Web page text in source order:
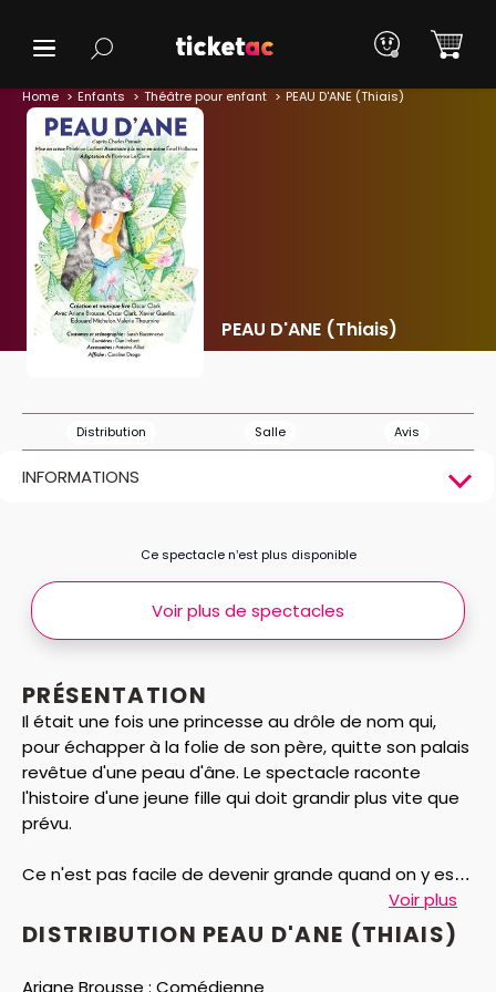
Home Enfants Théâtre pour enfant PEAU D'ANE (Thiais)
PEAU D'ANE (Thiais)
Distribution Salle Avis
INFORMATIONS
PRÉSENTATION
Il était une fois une princesse au drôle de nom qui,
pour échapper à la folie de son père, quitte son palais
revêtue d'une peau d'âne. Le spectacle raconte
l'histoire d'une jeune fille qui doit grandir plus vite que
prévu.
Ce n'est pas facile de devenir grande quand on y est
obligée. Pourtant, Peau d'âne rencontrera son destin :
le Prince charmant ! La musique et les chants
l'accompagneront dans sa course effrénée vers la
liberté et l'amour. Une invitation à travers un univers
Voir plus
Ce spectacle n’est plus disponible
Voir plus de spectacles
DISTRIBUTION PEAU D'ANE (THIAIS)
Ariane Brousse : Comédienne